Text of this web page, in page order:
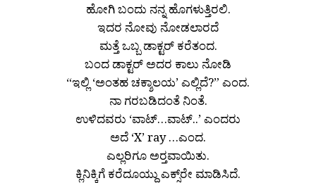
ಹೋಗಿ ಬಂದು ನನ್ನ ಹೊಗಳುತ್ತಿರಲಿ.
ಇದರ ನೋವು ನೋಡಲಾರದೆ
ಮತ್ತೆ ಒಬ್ಬ ಡಾಕ್ಟರ್ ಕರೆತಂದ.
ಬಂದ ಡಾಕ್ಟರ್ ಅದರ ಕಾಲು ನೋಡಿ
“ಇಲ್ಲಿ ‘ಅಂತಹ ಚಕ್ಶಾಲಯ’ ಎಲ್ಲಿದೆ?” ಎಂದ.
ನಾ ಗರಬಡಿದಂತೆ ನಿಂತೆ.
ಉಳಿದವರು ‘ವಾಟ್…ವಾಟ್..’ ಎಂದರು
ಅದೆ ‘X’ ray …ಎಂದ.
ಎಲ್ಲರಿಗೂ ಅರ್‍ತವಾಯಿತು.
ಕ್ಲಿನಿಕ್ಕಿಗೆ ಕರೆದೂಯ್ದು ಎಕ್ಸ್‌ರೇ ಮಾಡಿಸಿದೆ.